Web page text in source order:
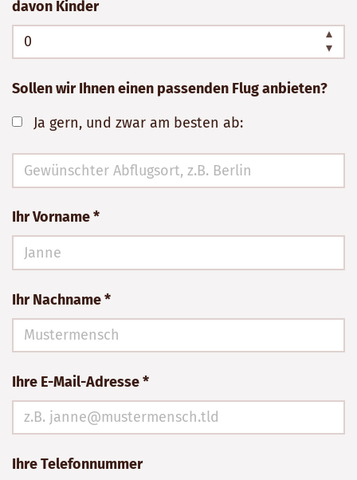
davon Kinder
Sollen wir Ihnen einen passenden Flug anbieten?
Ja gern, und zwar am besten ab:
Ihr Vorname *
Ihr Nachname *
Ihre E-Mail-Adresse *
Ihre Telefonnummer